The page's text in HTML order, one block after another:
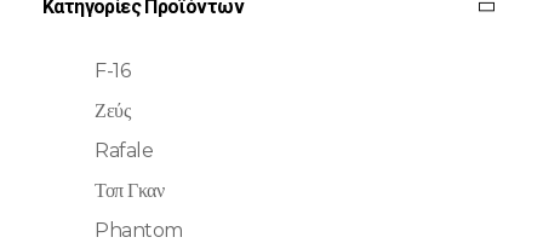
Κατηγορίες Προϊόντων
F-16
Ζεύς
Rafale
Τοπ Γκαν
Phantom